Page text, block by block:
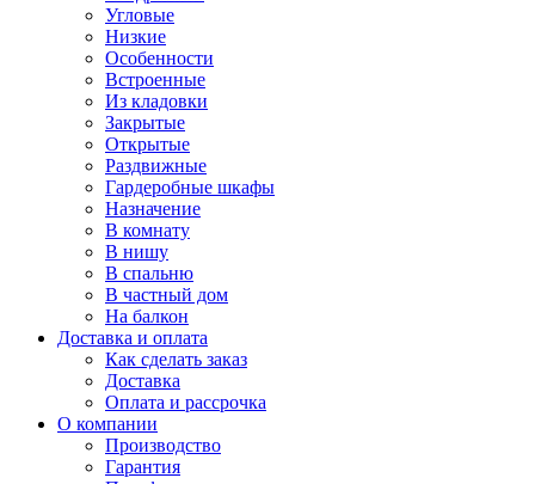
Угловые
Низкие
Особенности
Встроенные
Из кладовки
Закрытые
Открытые
Раздвижные
Гардеробные шкафы
Назначение
В комнату
В нишу
В спальню
В частный дом
На балкон
Доставка и оплата
Как сделать заказ
Доставка
Оплата и рассрочка
О компании
Производство
Гарантия